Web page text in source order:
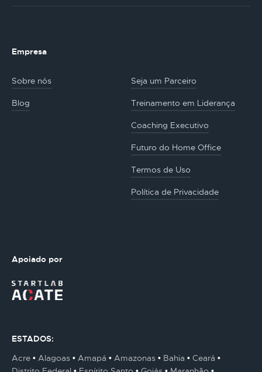
Empresa
Sobre nós Seja um Parceiro
Blog Treinamento em Liderança
Coaching Executivo
Futuro do Home Office
Termos de Uso
Política de Privacidade
Apoiado por
ESTADOS:
Acre
Alagoas Amapá Amazonas Bahia
Ceará